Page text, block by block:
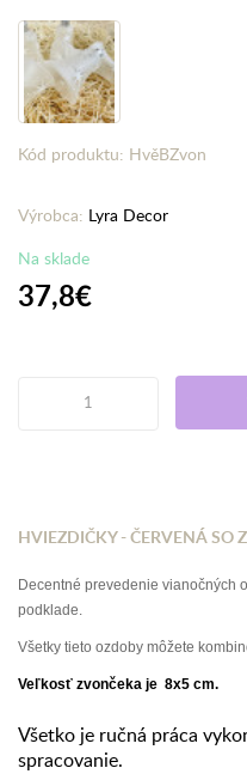
Kód produktu: HvěBZvon
Výrobca: Lyra Decor
Na sklade
37,8€
HVIEZDIČKY - ČERVENÁ SO
Decentné prevedenie vianočných
podklade.
Všetky tieto ozdoby môžete
Veľkosť zvončeka je 8x5 cm.
Všetko je ručná práca
spracovanie.